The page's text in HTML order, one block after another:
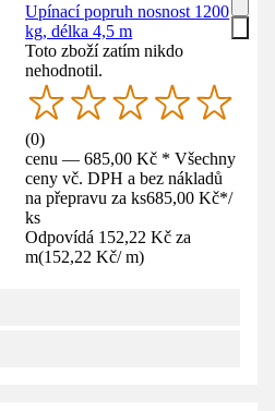
Upínací popruh nosnost 1200
kg, délka 4,5 m
Toto zboží zatím nikdo
nehodnotil.
(0)
cenu — 685,00 Kč * Všechny
ceny vč. DPH a bez nákladů
na přepravu za ks685,00 Kč*/
ks
Odpovídá 152,22 Kč za
m(152,22 Kč/ m)